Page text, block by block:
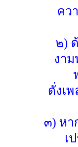
คว
๒)
งา
ดั่งเ
๓) หา
เ